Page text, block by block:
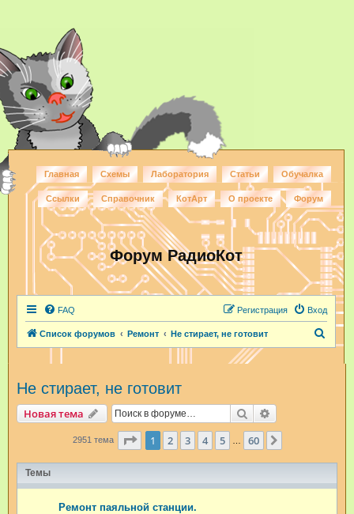
Главная Схемы Лаборатория Статьи Обучалка
Ссылки Справочник КотАрт О проекте Форум
Форум РадиоКот
FAQ Вход
Регистрация
Список форумов Ремонт Не стирает, не готовит
Не стирает, не готовит
Новая тема Поиск
2951 тема Страница из 60
1 2 3 4 5 60
Темы
Ремонт паяльной станции.